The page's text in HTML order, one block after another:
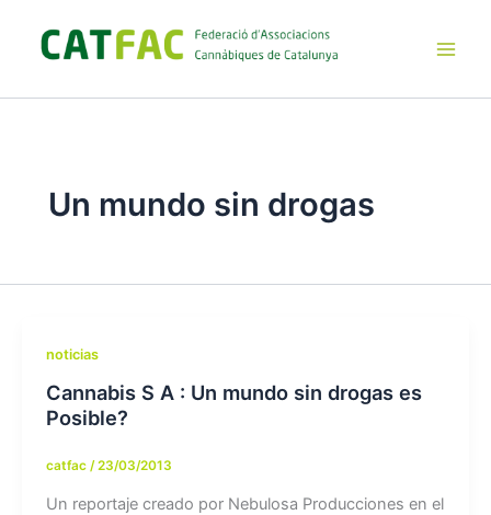
contenido
Un mundo sin drogas
noticias
Cannabis S A : Un mundo sin drogas es
Posible?
catfac /23/03/2013
Un reportaje creado por Nebulosa Producciones en el